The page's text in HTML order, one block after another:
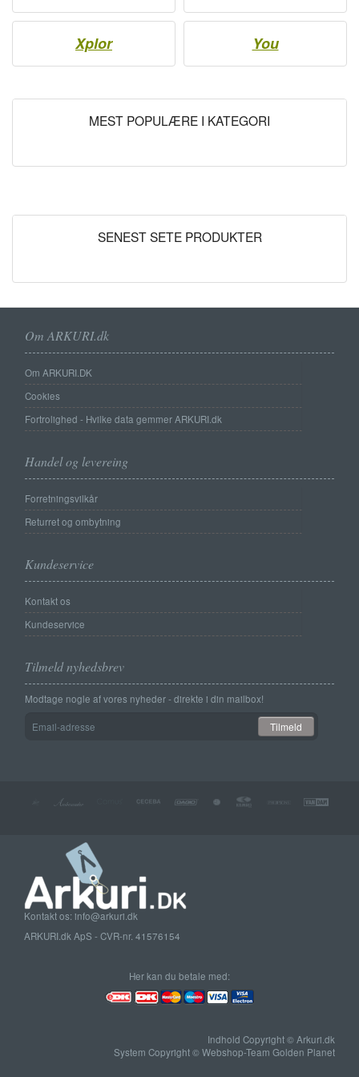
Xplor You
MEST POPULÆRE I KATEGORI
SENEST SETE PRODUKTER
Om ARKURI.dk
Om ARKURI.DK
Cookies
Fortrolighed - Hvilke data gemmer ARKURI.dk
Handel og levereing
Forretningsvilkår
Returret og ombytning
Kundeservice
Kontakt os
Kundeservice
Tilmeld nyhedsbrev
Modtage nogle af vores nyheder - direkte i din mailbox!
adresse
Tilmeld
Kontakt os: info@arkuri.dk
ARKURI.dk ApS - CVR-nr. 41576154
Her kan du betale med:
Indhold Copyright © Arkuri.dk
System Copyright © Webshop-Team Golden Planet